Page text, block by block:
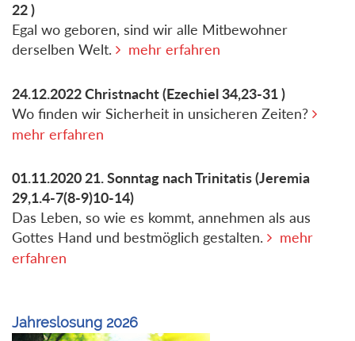
22 )
Egal wo geboren, sind wir alle Mitbewohner
derselben Welt.
mehr erfahren
24.12.2022Christnacht(Ezechiel 34,23-31 )
Wo finden wir Sicherheit in unsicheren Zeiten?
mehr erfahren
01.11.2020 21. Sonntag nach Trinitatis(Jeremia
29,1.4-7(8-9)10-14)
Das Leben, so wie es kommt, annehmen als aus
Gottes Hand und bestmöglich gestalten.
mehr
erfahren
Jahreslosung 2026